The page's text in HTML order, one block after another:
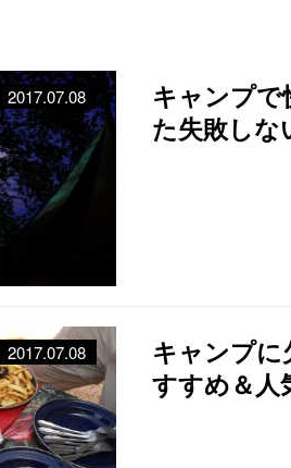
キャンプで
た失敗しな
2017.07.08
キャンプ
すすめ＆人
2017.07.08